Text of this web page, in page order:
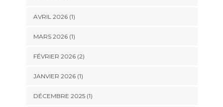
AVRIL 2026(1)
MARS 2026(1)
FÉVRIER 2026(2)
JANVIER 2026(1)
DÉCEMBRE 2025(1)